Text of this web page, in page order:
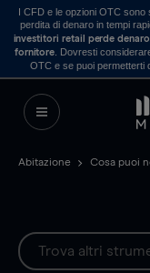
I CFD e le opzioni OTC
perdita di denaro in tempi
investitori retail perde
fornitore . Dovresti
OTC e se puoi permetterti
Abitazione Cosa puoi